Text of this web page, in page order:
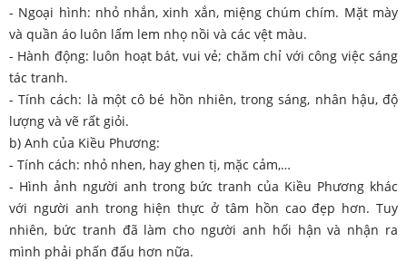
- Ngoại hình: nhỏ nhắn, xinh xắn, miệng chúm chím. Mặt mày
và quần áo luôn lấm lem nhọ nồi và các vệt màu.
- Hành động: luôn hoạt bát, vui vẻ; chăm chỉ với công việc sáng
tác tranh.
- Tính cách: là một cô bé hồn nhiên, trong sáng, nhân hậu, độ
lượng và vẽ rất giỏi.
b) Anh của Kiều Phương:
- Tính cách: nhỏ nhen, hay ghen tị, mặc cảm,…
- Hình ảnh người anh trong bức tranh của Kiều Phương khác
với người anh trong hiện thực ở tâm hồn cao đẹp hơn. Tuy
nhiên, bức tranh đã làm cho người anh hối hận và nhận ra
mình phải phấn đấu hơn nữa.